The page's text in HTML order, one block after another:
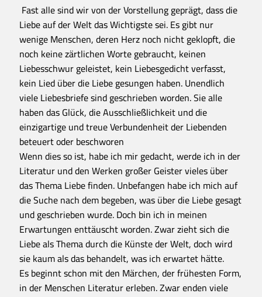
Fast alle sind wir von der Vorstellung geprägt, dass die
Liebe auf der Welt das Wichtigste sei. Es gibt nur
wenige Menschen, deren Herz noch nicht geklopft, die
noch keine zärtlichen Worte gebraucht, keinen
Liebesschwur geleistet, kein Liebesgedicht verfasst,
kein Lied über die Liebe gesungen haben. Unendlich
viele Liebesbriefe sind geschrieben worden. Sie alle
haben das Glück, die Ausschließlichkeit und die
einzigartige und treue Verbundenheit der Liebenden
beteuert oder beschworen
Wenn dies so ist, habe ich mir gedacht, werde ich in der
Literatur und den Werken großer Geister vieles über
das Thema Liebe finden. Unbefangen habe ich mich auf
die Suche nach dem begeben, was über die Liebe gesagt
und geschrieben wurde. Doch bin ich in meinen
Erwartungen enttäuscht worden. Zwar zieht sich die
Liebe als Thema durch die Künste der Welt, doch wird
sie kaum als das behandelt, was ich erwartet hätte.
Es beginnt schon mit den Märchen, der frühesten Form,
in der Menschen Literatur erleben. Zwar enden viele